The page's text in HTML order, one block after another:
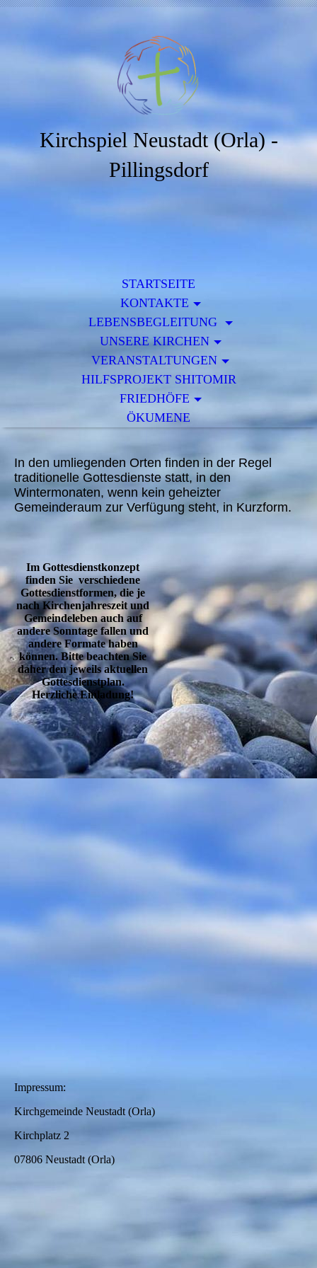
Kirchspiel Neustadt (Orla) -
Pillingsdorf
STARTSEITE
KONTAKTE
LEBENSBEGLEITUNG
UNSERE KIRCHEN
VERANSTALTUNGEN
HILFSPROJEKT SHITOMIR
FRIEDHÖFE
ÖKUMENE
In den umliegenden Orten finden in der Regel
traditionelle Gottesdienste statt, in den
Wintermonaten, wenn kein geheizter
Gemeinderaum zur Verfügung steht, in Kurzform.
Im Gottesdienstkonzept
finden Sie verschiedene
Gottesdienstformen, die je
nach Kirchenjahreszeit und
Gemeindeleben auch auf
andere Sonntage fallen und
andere Formate haben
können. Bitte beachten Sie
daher den jeweils aktuellen
Gottesdienstplan.
Herzliche Einladung!
Impressum:
Kirchgemeinde Neustadt (Orla)
Kirchplatz 2
07806 Neustadt (Orla)